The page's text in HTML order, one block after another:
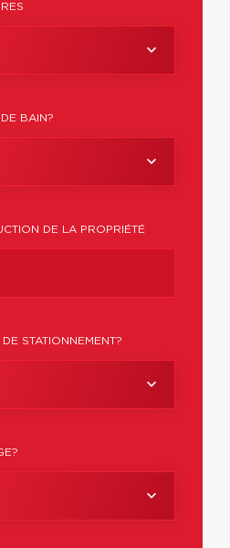
BAIN?
DE LA PROPRIÉTÉ
STATIONNEMENT?